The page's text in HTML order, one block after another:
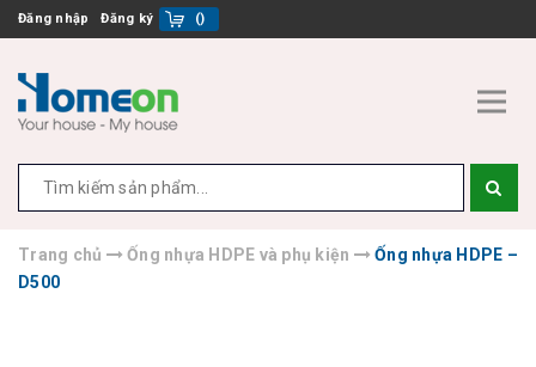
Đăng nhập Đăng ký ()
Trang chủ Ống nhựa HDPE và phụ kiện
Ống nhựa HDPE –
D500